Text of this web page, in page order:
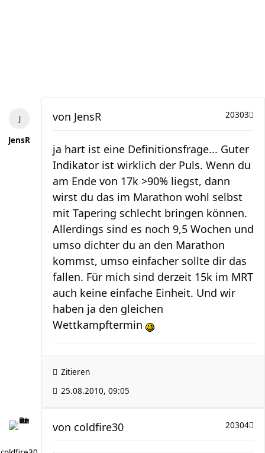
JensR
20303
von JensR
ja hart ist eine Definitionsfrage... Guter
Indikator ist wirklich der Puls. Wenn du
am Ende von 17k >90% liegst, dann
wirst du das im Marathon wohl selbst
mit Tapering schlecht bringen können.
Allerdings sind es noch 9,5 Wochen und
umso dichter du an den Marathon
kommst, umso einfacher sollte dir das
fallen. Für mich sind derzeit 15k im MRT
auch keine einfache Einheit. Und wir
haben ja den gleichen
Wettkampftermin
Zitieren
25.08.2010, 09:05
20304
von coldfire30